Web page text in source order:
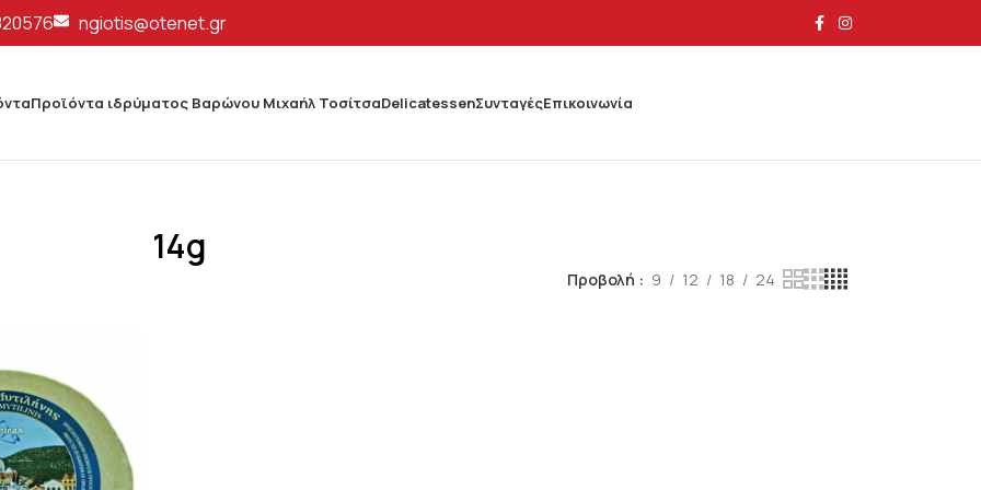
ngiotis@otenet.gr
Προϊόντα ιδρύματος Βαρώνου Μιχαήλ ΤοσίτσαDelicatessenΣυνταγέςΕπικοινωνία
14g
Προβολή 9 12 18 24